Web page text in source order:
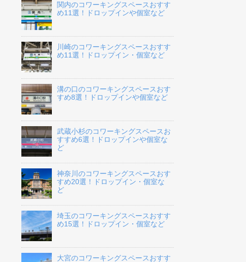
関内のコワーキングスペースおすす
め11選！ドロップインや個室など
川崎のコワーキングスペースおすす
め11選！ドロップイン・個室など
溝の口のコワーキングスペースおす
すめ8選！ドロップインや個室など
武蔵小杉のコワーキングスペースお
すすめ6選！ドロップインや個室な
ど
神奈川のコワーキングスペースおす
すめ20選！ドロップイン・個室な
ど
埼玉のコワーキングスペースおすす
め15選！ドロップイン・個室など
大宮のコワーキングスペースおすす